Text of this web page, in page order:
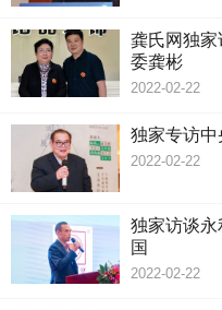
龚氏网独家
委龚彬
2022-02-22
独家专访
2022-02-22
独家访谈
国
2022-02-22